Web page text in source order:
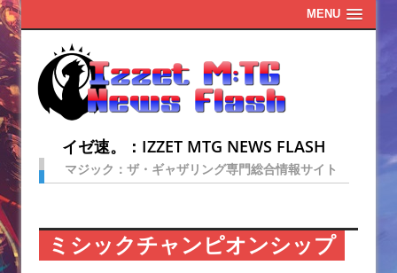
MENU
イゼ速。：IZZET MTG NEWS FLASH
マジック：ザ・ギャザリング専門総合情報サイト
ミシックチャンピオンシップ